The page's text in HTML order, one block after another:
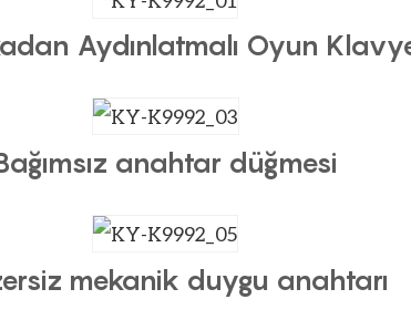
Aydınlatmalı Oyun
anahtar düğmesi
mekanik duygu anahtarı